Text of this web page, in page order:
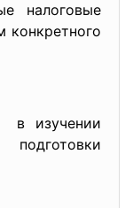
налоговые
конкретного
в изучении